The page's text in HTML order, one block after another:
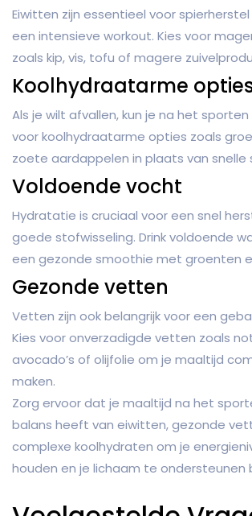
Eiwitten zijn essentieel voor
een intensieve workout. Kies voor
zoals kip, vis, tofu of magere
Koolhydraatarme
Als je wilt afvallen, kun je na het
voor koolhydraatarme opties zoals
zoete aardappelen in plaats van snelle
Voldoende vocht
Hydratatie is cruciaal voor een snel
goede stofwisseling. Drink voldoende
een gezonde smoothie met groenten
Gezonde vetten
Vetten zijn ook belangrijk voor een
Kies voor onverzadigde vetten zoals
avocado’s of olijfolie om je maaltijd
maken.
Zorg ervoor dat je maaltijd na het
balans heeft van eiwitten, gezonde
complexe koolhydraten om je
houden en je lichaam te ondersteunen